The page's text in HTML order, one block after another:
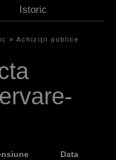
Istoric
» Achiziţii publice
Data